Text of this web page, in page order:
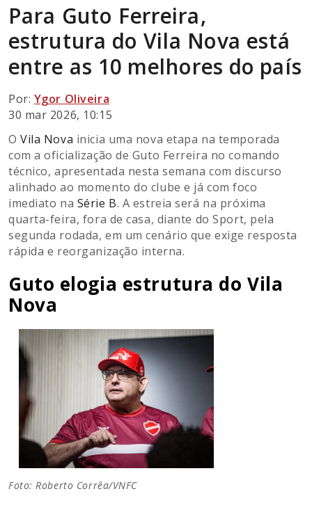
Para Guto Ferreira,
estrutura do Vila Nova está
entre as 10 melhores do país
Por: Ygor Oliveira
30 mar 2026, 10:15
OVila Nova inicia uma nova etapa na temporada
com a oficialização de Guto Ferreira no comando
técnico, apresentada nesta semana com discurso
alinhado ao momento do clube e já com foco
imediato na Série B. A estreia será na próxima
quarta-feira, fora de casa, diante do Sport, pela
segunda rodada, em um cenário que exige resposta
rápida e reorganização interna.
Guto elogia estrutura do Vila
Nova
Foto: Roberto Corrêa/VNFC